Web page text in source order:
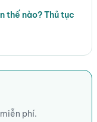
thế nào? Thủ tục
phí.